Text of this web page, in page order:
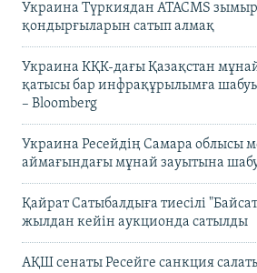
Украина Түркиядан ATACMS
қондырғыларын сатып алмақ
Украина КҚК-дағы Қазақстан
қатысы бар инфрақұрылымға
– Bloomberg
Украина Ресейдің Самара облысы
аймағындағы мұнай зауытына
Қайрат Сатыбалдыға тиесілі
жылдан кейін аукционда сатылды
АҚШ сенаты Ресейге санкция